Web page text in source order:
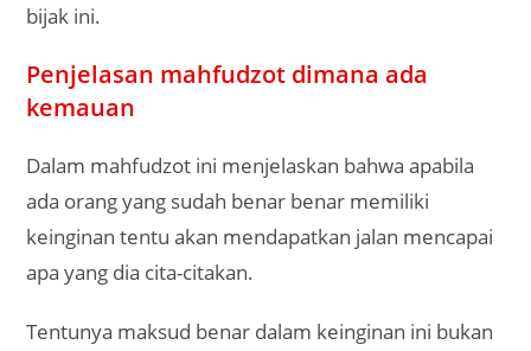
bijak ini.
Penjelasan mahfudzot dimana ada
kemauan
Dalam mahfudzot ini menjelaskan bahwa apabila
ada orang yang sudah benar benar memiliki
keinginan tentu akan mendapatkan jalan mencapai
apa yang dia cita-citakan.
Tentunya maksud benar dalam keinginan ini bukan